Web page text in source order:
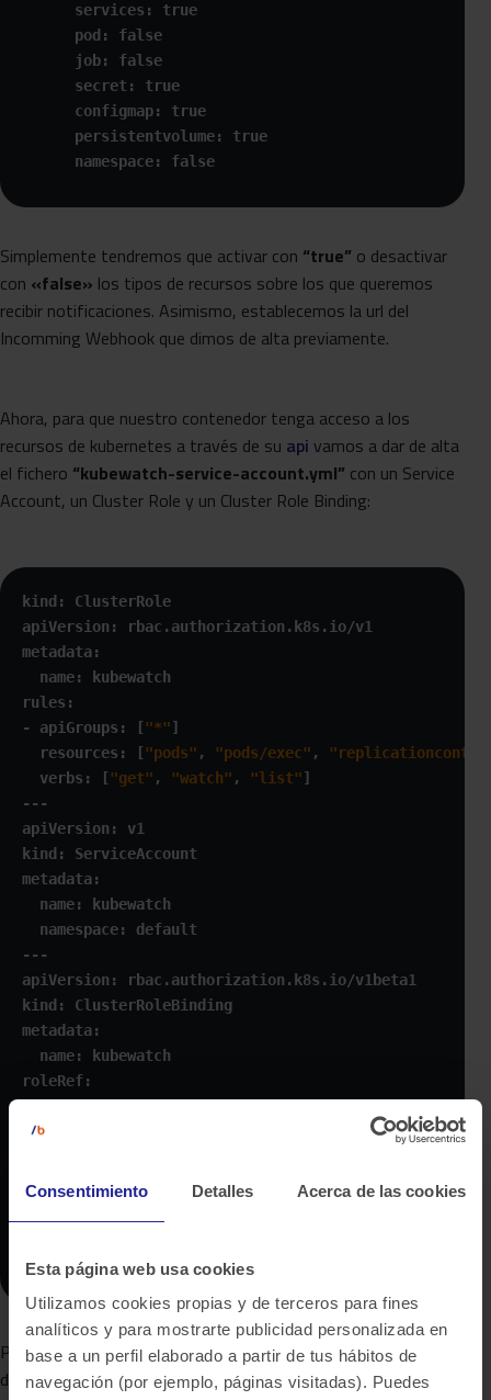
Consentimiento Detalles Acerca de las cookies
Esta página web usa cookies
Utilizamos cookies propias y de terceros para fines
analíticos y para mostrarte publicidad personalizada en
base a un perfil elaborado a partir de tus hábitos de
navegación (por ejemplo, páginas visitadas). Puedes
      services: true
      pod: false
      job: false
      secret: true
      configmap: true
      persistentvolume: true
      namespace: false
Simplemente tendremos que activar con “true” o desactivar
con «false» los tipos de recursos sobre los que queremos
recibir notificaciones. Asimismo, establecemos la url del
Incomming Webhook que dimos de alta previamente.
Ahora, para que nuestro contenedor tenga acceso a los
recursos de kubernetes a través de su api vamos a dar de alta
el fichero “kubewatch-service-account.yml” con un Service
Account, un Cluster Role y un Cluster Role Binding:
kind: ClusterRole
apiVersion: rbac.authorization.k8s.io/v1
metadata:
  name: kubewatch
rules:
- apiGroups: [ "*"]
  resources: [
"pods" , "pods/exec" ,
  verbs: [
"get" , "watch" , "list"]
---
apiVersion: v1
kind: ServiceAccount
metadata:
  name: kubewatch
  namespace: default
---
apiVersion: rbac.authorization.k8s.io/v1beta1
kind: ClusterRoleBinding
metadata:
  name: kubewatch
roleRef:
  kind: ClusterRole
subjects:
    namespace: default
Por último, crearemos un fichero“kubewatch.yml”para
desplegar la aplicación: